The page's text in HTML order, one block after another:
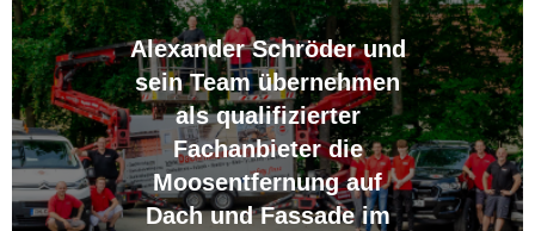
Alexander Schröder und
sein Team übernehmen
als qualifizierter
Fachanbieter die
Moosentfernung auf
Dach und Fassade im